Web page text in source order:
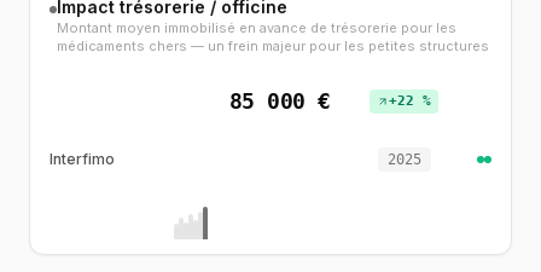
Impact trésorerie / officine
Montant moyen immobilisé en avance de trésorerie pour les
médicaments chers — un frein majeur pour les petites structures
85 000 € +22 %
Interfimo 2025